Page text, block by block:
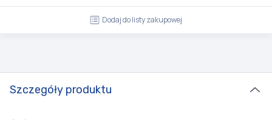
Dodaj do listy zakupowej
Szczegóły produktu